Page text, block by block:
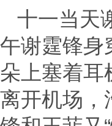
十一当天
午谢霆锋身
朵上塞着耳
离开机场，